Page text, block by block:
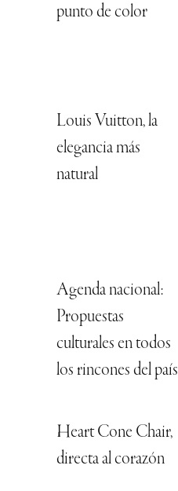
punto de color
Louis Vuitton, la
elegancia más
natural
Agenda nacional:
Propuestas
culturales en todos
los rincones del país
Heart Cone Chair,
directa al corazón